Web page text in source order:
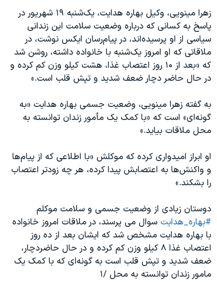
قانون شفافیت دارائی کادر رهبری ایران
اعتراضات مردمی آبان ۹۸
اسرائیل در جنگ
نرگس محمدی برنده جایزه نوبل صلح
همایش محافظه‌کاران آمریکا «سی‌پک»
صفحه‌های ویژه
سفر پرزیدنت ترامپ به چین
زهرا مینویی، وکیل بهاره هدایت، یک‌شنبه ۱۹ شهریور در
پاسخ به کسانی که درباره وضعیت سلامت این زندانی
سیاسی از او پرسیده‌اند، در پیام‌رسان ایکس نوشت، در
ملاقاتی که او امروز یک‌شنبه با خانواده داشته، روشن شد
که «بعد از ۱۰ روز اعتصاب غذا، هشت کیلو وزن کم کرده و
در حال حاضر دچار ضعف شدید و تپش قلب است.»
به گفته زهرا مینویی، وضعیت جسمی بهاره هدایت «به
گونه‌ای» است که «با کمک یک مأمور زندان توانسته به
محل ملاقات بیاید.»
او ابراز امیدواری کرده که موکلش «با اطلاعی که از پیام‌ها
و واکنش‌ها به اعتصابش پیدا کرده، هر چه زودتر اعتصاب
را بشکند.»
دوستان زیادی از وضعیت جسمی و سلامت موکلم
#بهاره_هدایت سوال می پرسند، در ملاقات امروز خانواده
با بهاره هدایت مشخص شد که ایشان بعد از ده روز
اعتصاب غذا ۸ کیلو وزن کم کرده و در حال حاضردچار،
ضعف شدید و تپش قلب است به گونه‌ای که با کمک یک
مامور زندان توانسته به محل /۱